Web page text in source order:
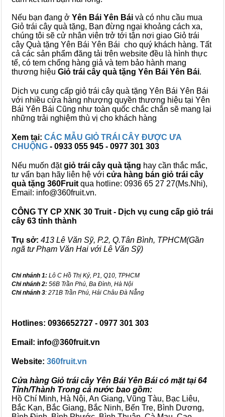
Nếu bạn đang ở Yên Bái Yên Bái và có nhu cầu mua
Giỏ trái cây quà tặng, Bạn đừng ngại khoảng cách xa,
chúng tôi sẽ cử nhân viên trở tới tận nơi giao Giỏ trái
cây Quà tặng Yên Bái Yên Bái cho quý khách hàng. Tất
cả các sản phẩm đăng tải trên website đều là hình thực
tế, có tem chống hàng giả và tem bảo hành mang
thương hiệu Giỏ trái cây quà tặng Yên Bái Yên Bái.
Dịch vụ cung cấp giỏ trái cây quà tặng Yên Bái Yên Bái
với nhiều cửa hàng nhượng quyền thương hiệu tại Yên
Bái Yên Bái Cũng như toàn quốc chắc chắn sẽ mang lại
những trải nghiệm thù vị cho khách hàng
Xem tại: CÁC MẪU GIỎ TRÁI CÂY ĐƯỢC ƯA
CHUỘNG - 0933 055 945 - 0977 301 303
Nếu muốn đặtgiỏ trái cây quà tặng hay cần thắc mắc,
tư vấn bạn hãy liên hệ với cửa hàng bán giỏ trái cây
quà tặng 360Fruit qua hotline: 0936 65 27 27(Ms.Nhi),
Email: info@360fruit.vn.
CÔNG TY CP XNK 30 Truit - Dịch vụ cung cấp giỏ trái
cây 63 tỉnh thành
Trụ sở: 413 Lê Văn Sỹ, P.2, Q.Tân Bình, TPHCM(Gần
ngã tư Phạm Văn Hai với Lê Văn Sỹ)
Chi nhánh 1: Lô C Hồ Thị Kỷ, P1, Q10, TPHCM
Chi nhánh 2: 56B Trần Phú, Ba Đình, Hà Nội
Chi nhánh 3: 271B Trần Phú, Hải Châu Đà Nẵng
Hotlines: 0936652727 - 0977 301 303
Email: info@360fruit.vn
Website: 360fruit.vn
Cửa hàng Giỏ trái cây Yên Bái Yên Bái có mặt tại 64
Tỉnh/Thành Trong cả nước bao gồm:
Hồ Chí Minh, Hà Nội, An Giang, Vũng Tàu, Bạc Liêu,
Bắc Kạn, Bắc Giang, Bắc Ninh, Bến Tre, Bình Dương,